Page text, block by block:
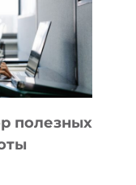
полезных